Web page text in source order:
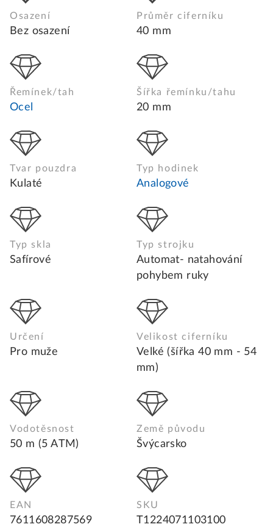
Osazení
Bez osazení
Průměr ciferníku
40 mm
Řemínek/tah
Ocel
Šířka řemínku/tahu
20 mm
Tvar pouzdra
Kulaté
Typ hodinek
Analogové
Typ skla
Safírové
Typ strojku
Automat- natahování
pohybem ruky
Určení
Pro muže
Velikost ciferníku
Velké (šířka 40 mm - 54
mm)
Vodotěsnost
50 m (5 ATM)
Země původu
Švýcarsko
EAN
7611608287569
SKU
T1224071103100